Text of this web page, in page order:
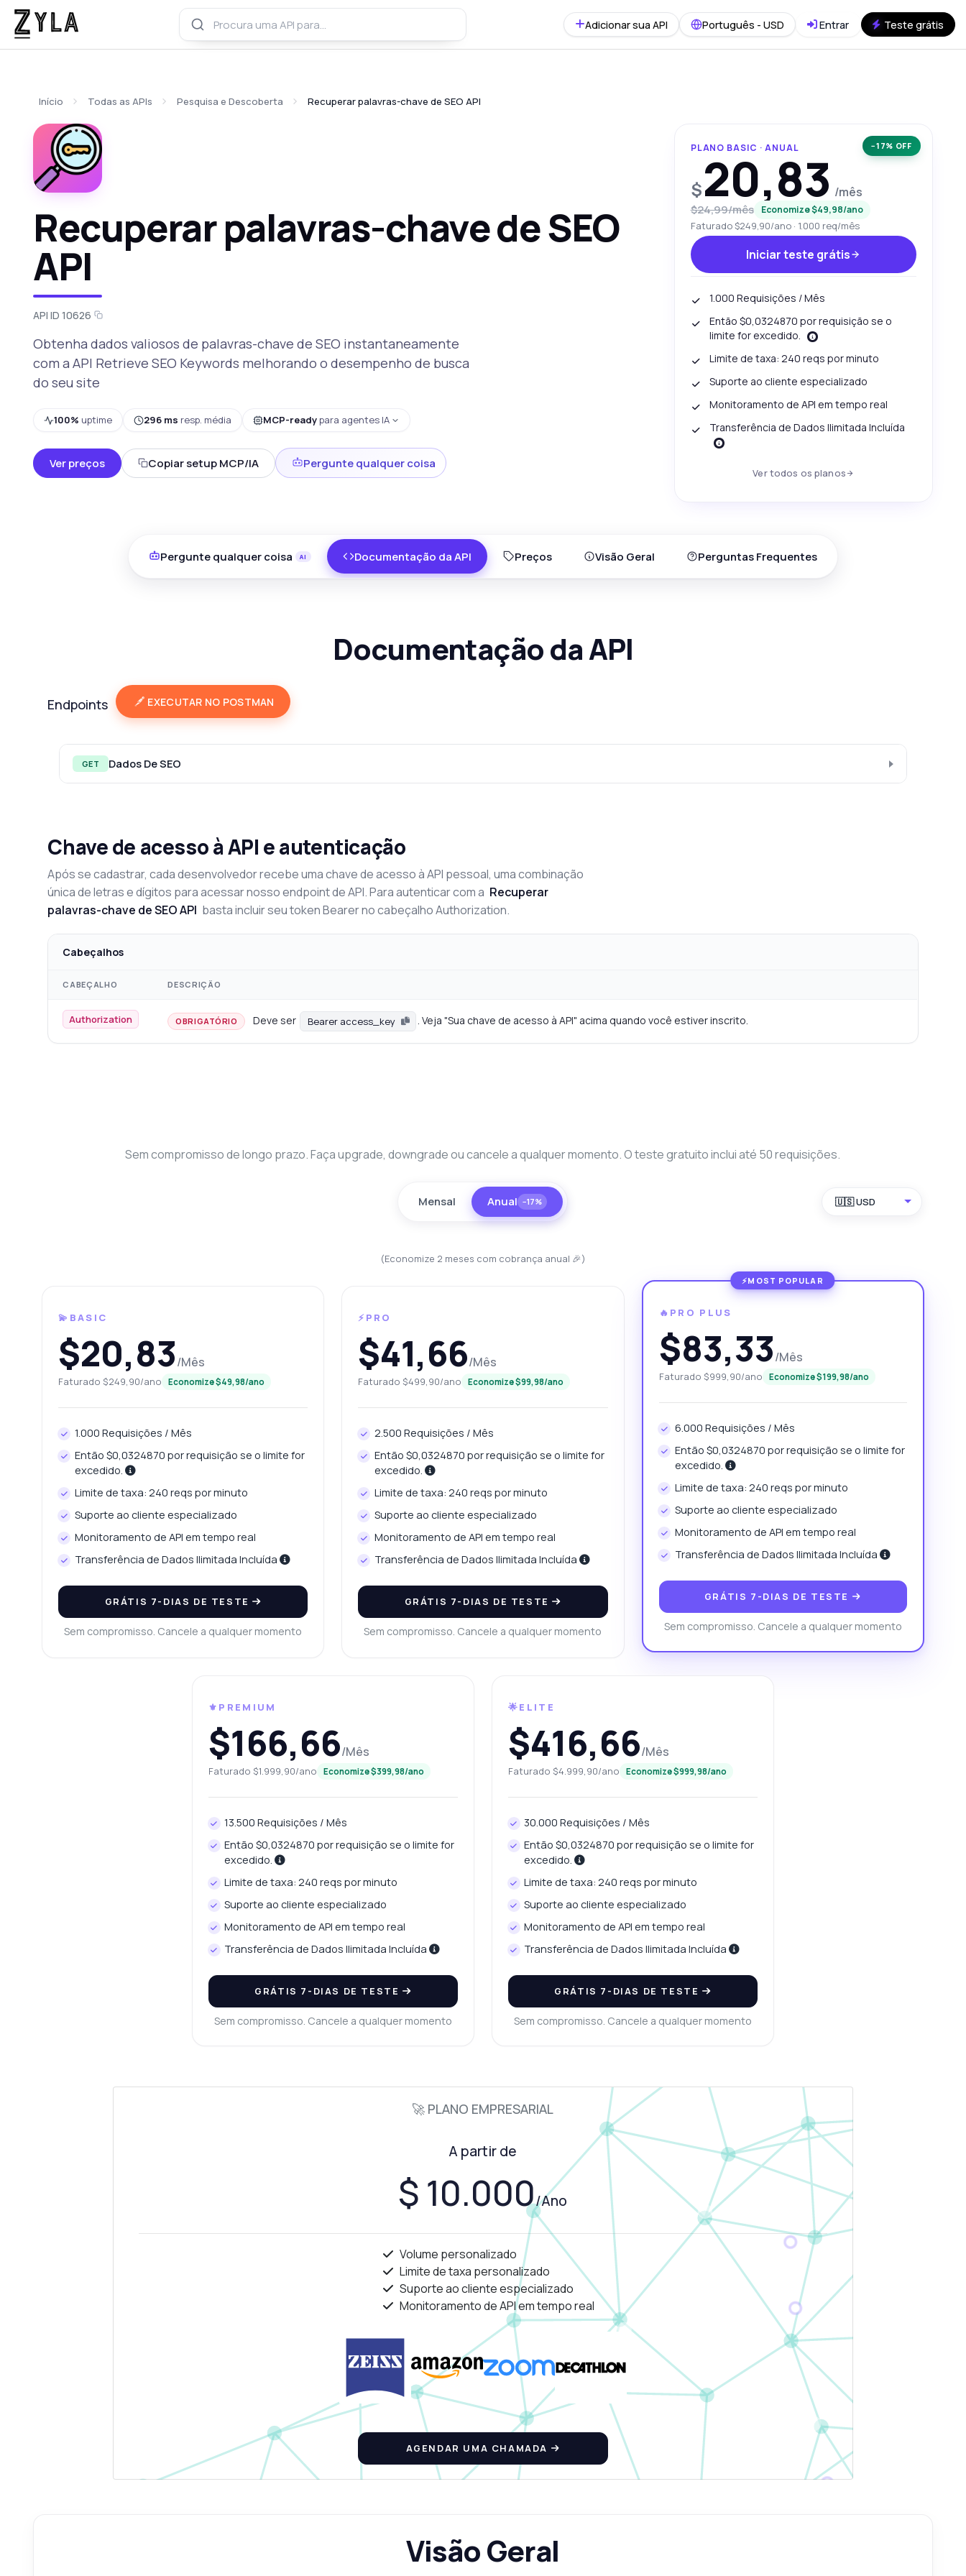
Adicionar sua API Português - USD Entrar Teste grátis
Início Todas as APIs Pesquisa e Descoberta Recuperar palavras-chave de SEO API
Recuperar palavras-chave de SEO
API
API ID 10626
Obtenha dados valiosos de palavras-chave de SEO instantaneamente
com a API Retrieve SEO Keywords melhorando o desempenho de busca
do seu site
100% uptime 296 ms resp. média MCP-readypara agentes IA
Ver preços Copiar setup MCP/IA Pergunte qualquer coisa
−17% OFF
PLANO BASIC · ANUAL
$20,83 /mês
$24,99/mês Economize $49,98/ano
Faturado $249,90/ano · 1.000 req/mês
Iniciar teste grátis
1.000 Requisições / Mês
Então $0,0324870 por requisição se o
limite for excedido.
Limite de taxa: 240 reqs por minuto
Suporte ao cliente especializado
Monitoramento de API em tempo real
Transferência de Dados Ilimitada Incluída
Ver todos os planos
Pergunte qualquer coisa Documentação da API Preços Visão Geral Perguntas Frequentes
Documentação da API
Endpoints EXECUTAR NO POSTMAN
GET Dados De SEO
Chave de acesso à API e autenticação
Após se cadastrar, cada desenvolvedor recebe uma chave de acesso à API pessoal, uma combinação
única de letras e dígitos para acessar nosso endpoint de API. Para autenticar com a Recuperar
palavras-chave de SEO API basta incluir seu token Bearer no cabeçalho Authorization.
Cabeçalhos
CABEÇALHO DESCRIÇÃO
Authorization OBRIGATÓRIO Deve ser Bearer access_key . Veja "Sua chave de acesso à API" acima quando você estiver inscrito.
Sem compromisso de longo prazo. Faça upgrade, downgrade ou cancele a qualquer momento. O teste gratuito inclui até 50 requisições.
Mensal Anual −17% 🇺🇸 USD
(Economize 2 meses com cobrança anual 🎉)
💫BASIC
$20,83/Mês
Faturado $249,90/ano Economize $49,98/ano
1.000 Requisições / Mês
Então $0,0324870 por requisição se o limite for
excedido.
Limite de taxa: 240 reqs por minuto
Suporte ao cliente especializado
Monitoramento de API em tempo real
Transferência de Dados Ilimitada Incluída
GRÁTIS 7-DIAS DE TESTE
Sem compromisso. Cancele a qualquer momento
⚡PRO
$41,66/Mês
Faturado $499,90/ano Economize $99,98/ano
2.500 Requisições / Mês
Então $0,0324870 por requisição se o limite for
excedido.
Limite de taxa: 240 reqs por minuto
Suporte ao cliente especializado
Monitoramento de API em tempo real
Transferência de Dados Ilimitada Incluída
GRÁTIS 7-DIAS DE TESTE
Sem compromisso. Cancele a qualquer momento
🔥PRO PLUS
$83,33/Mês
Faturado $999,90/ano Economize $199,98/ano
6.000 Requisições / Mês
Então $0,0324870 por requisição se o limite for
excedido.
Limite de taxa: 240 reqs por minuto
Suporte ao cliente especializado
Monitoramento de API em tempo real
Transferência de Dados Ilimitada Incluída
GRÁTIS 7-DIAS DE TESTE
Sem compromisso. Cancele a qualquer momento
⚜️PREMIUM
$166,66/Mês
Faturado $1.999,90/ano Economize $399,98/ano
13.500 Requisições / Mês
Então $0,0324870 por requisição se o limite for
excedido.
Limite de taxa: 240 reqs por minuto
Suporte ao cliente especializado
Monitoramento de API em tempo real
Transferência de Dados Ilimitada Incluída
GRÁTIS 7-DIAS DE TESTE
Sem compromisso. Cancele a qualquer momento
🌟ELITE
$416,66/Mês
Faturado $4.999,90/ano Economize $999,98/ano
30.000 Requisições / Mês
Então $0,0324870 por requisição se o limite for
excedido.
Limite de taxa: 240 reqs por minuto
Suporte ao cliente especializado
Monitoramento de API em tempo real
Transferência de Dados Ilimitada Incluída
GRÁTIS 7-DIAS DE TESTE
Sem compromisso. Cancele a qualquer momento
🚀 PLANO EMPRESARIAL
A partir de
$ 10.000/Ano
Volume personalizado
Limite de taxa personalizado
Suporte ao cliente especializado
Monitoramento de API em tempo real
AGENDAR UMA CHAMADA
Visão Geral
Pergunte qualquer coisa
API — endpoints, preços, dicas de integração, o que precisar.
Quais parâmetros preciso para a solicitação?
Como é calculada a dificuldade da palavra-chave?
Posso filtrar resultados por intenção de busca?
Respondido por Zyla AI Prefiro perguntar ao Suporte